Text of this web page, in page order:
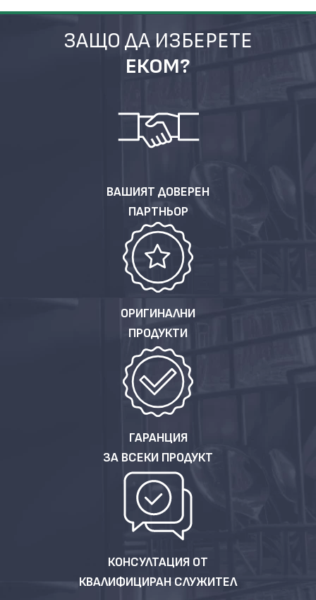
ЗАЩО ДА ИЗБЕРЕТЕ
ЕКОМ?
ВАШИЯТ ДОВЕРЕН
ПАРТНЬОР
ОРИГИНАЛНИ
ПРОДУКТИ
ГАРАНЦИЯ
ЗА ВСЕКИ ПРОДУКТ
КОНСУЛТАЦИЯ ОТ
КВАЛИФИЦИРАН СЛУЖИТЕЛ